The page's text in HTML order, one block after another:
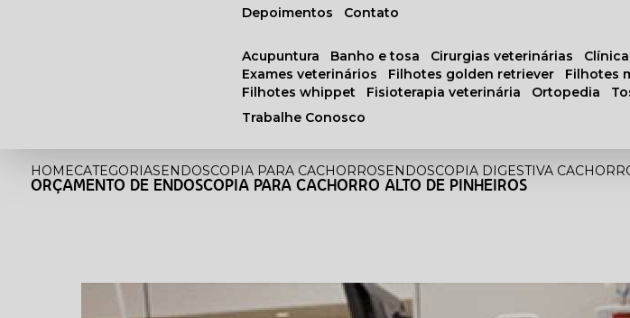
Depoimentos Contato
acupuntura banho e tosa cirurgias veterinárias
exames veterinários
filhotes golden retriever filhotes
filhotes whippet
fisioterapia veterinária ortopedia
Trabalhe Conosco
HOMECATEGORIASENDOSCOPIA PARA CACHORROSENDOSCOPIA DIGESTIVA
ORÇAMENTO DE ENDOSCOPIA PARA CACHORRO ALTO DE PINHEIROS